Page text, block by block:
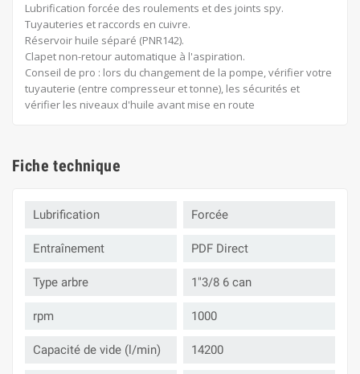
Lubrification forcée des roulements et des joints spy.
Tuyauteries et raccords en cuivre.
Réservoir huile séparé (PNR142).
Clapet non-retour automatique à l'aspiration.
Conseil de pro : lors du changement de la pompe, vérifier votre
tuyauterie (entre compresseur et tonne), les sécurités et
vérifier les niveaux d'huile avant mise en route
Fiche technique
Lubrification Forcée
Entraînement PDF Direct
Type arbre 1"3/8 6 can
rpm 1000
Capacité de vide (l/min) 14200